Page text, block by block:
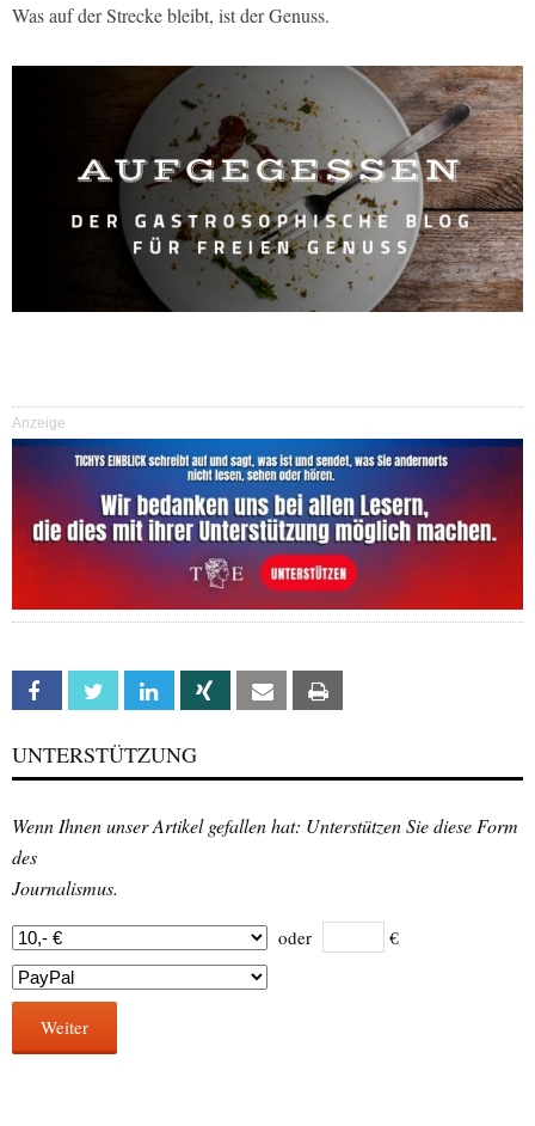
Was auf der Strecke bleibt, ist der Genuss.
Anzeige
Facebook Twitter Linkedin Xing Email
UNTERSTÜTZUNG
Wenn Ihnen unser Artikel gefallen hat: Unterstützen Sie diese Form
des
Journalismus.
oder €
Weiter